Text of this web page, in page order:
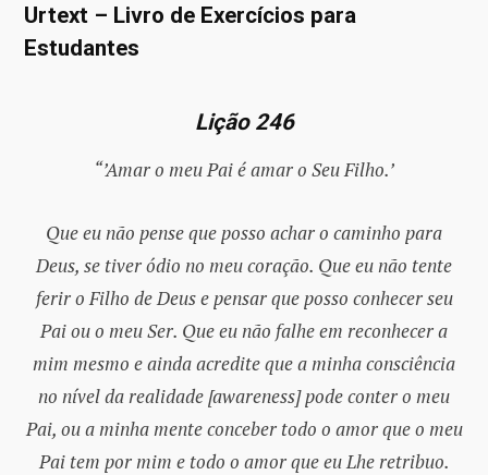
Urtext – Livro de Exercícios para
Estudantes
Lição 246
“’Amar o meu Pai é amar o Seu Filho.’
Que eu não pense que posso achar o caminho para
Deus, se tiver ódio no meu coração. Que eu não tente
ferir o Filho de Deus e pensar que posso conhecer seu
Pai ou o meu Ser. Que eu não falhe em reconhecer a
mim mesmo e ainda acredite que a minha consciência
no nível da realidade [awareness] pode conter o meu
Pai, ou a minha mente conceber todo o amor que o meu
Pai tem por mim e todo o amor que eu Lhe retribuo.